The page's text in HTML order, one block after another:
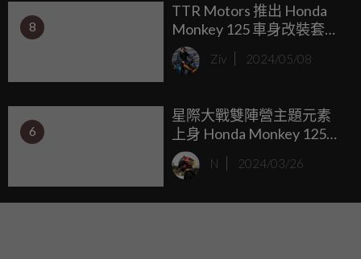
8
TTR Motors 推出 Honda
Monkey 125 車身改裝套
件，重現經典 Bol d'Or 風
格！
Ziv 2024/05/08
6
星際大戰雙陣營主題元素
上身 Honda Monkey 125
STAR WARS限量發售
N 2024/03/26